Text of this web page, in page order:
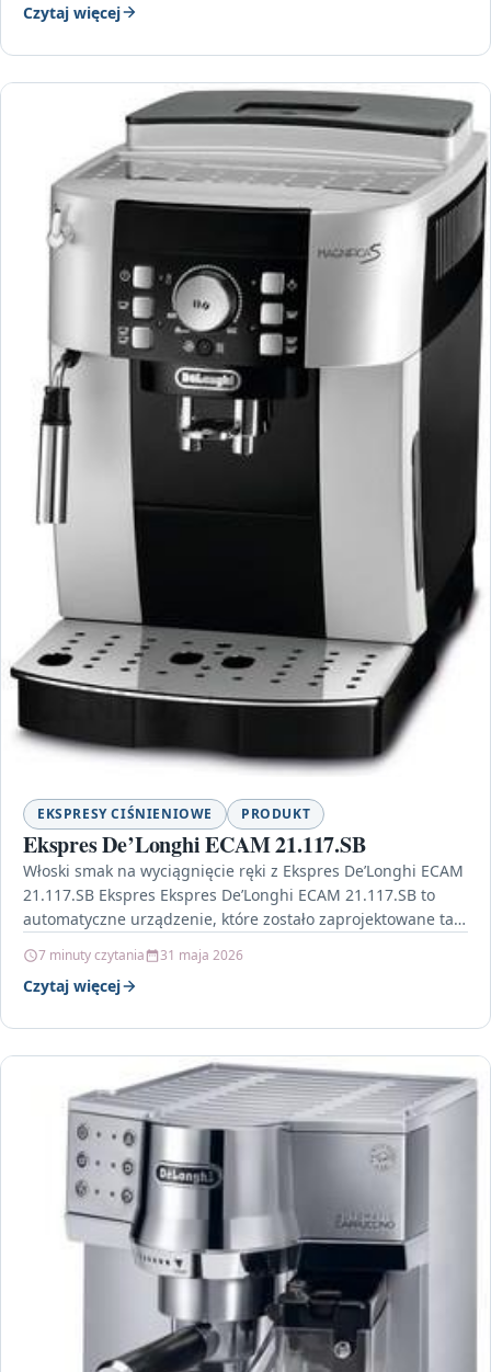
Czytaj więcej
EKSPRESY CIŚNIENIOWE PRODUKT
Ekspres De’Longhi ECAM 21.117.SB
Włoski smak na wyciągnięcie ręki z Ekspres De’Longhi ECAM
21.117.SB Ekspres Ekspres De’Longhi ECAM 21.117.SB to
automatyczne urządzenie, które zostało zaprojektowane tak,
7 minuty czytania 31 maja 2026
Czytaj więcej